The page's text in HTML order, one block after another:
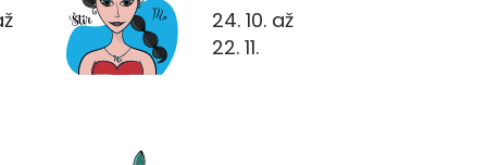
24. 10. až
22. 11.